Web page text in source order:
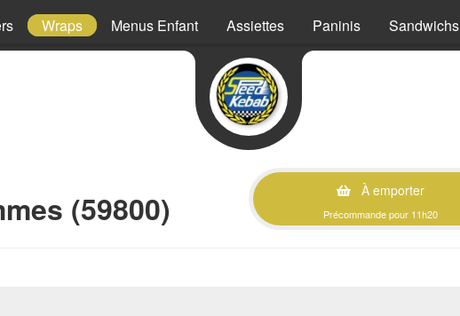
Wraps Menus Enfant Assiettes Paninis Sandwichs
(59800)
À emporter
Précommande pour 11h20